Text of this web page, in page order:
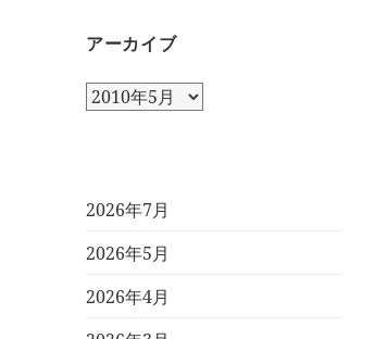
アーカイブ
ア
ブ
2026年7月
2026年5月
2026年4月